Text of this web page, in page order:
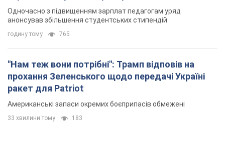
33 хвилини тому 183